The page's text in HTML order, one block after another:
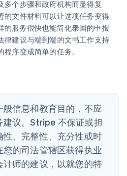
多个步骤和政府机构而显得复
的文件材料可以让这项任务变得
服务很快也能简化泰国的申报
律建议与端到端的文书工作支持
序变成简单的任务。
信息和教育目的，不应
议。Stripe 不保证或担
、完整性、充分性或时
的司法管辖区获得执业
师的建议，以就您的特